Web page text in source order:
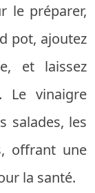
le préparer,
pot, ajoutez
et laissez
Le vinaigre
salades, les
offrant une
la santé.